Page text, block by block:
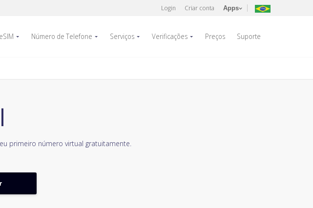
Login Criar conta Apps
eSIM Número de Telefone Serviços Verificações Preços Suporte
primeiro número virtual gratuitamente.